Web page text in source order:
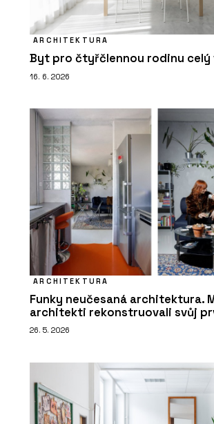
ARCHITEKTURA
Byt pro čtyřčlennou rodinu celý
16. 6. 2026
ARCHITEKTURA
Funky neučesaná architektura.
architekti rekonstruovali svůj
26. 5. 2026